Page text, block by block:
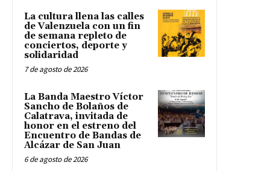
La cultura llena las calles
de Valenzuela con un fin
de semana repleto de
conciertos, deporte y
solidaridad
7 de agosto de 2026
La Banda Maestro Víctor
Sancho de Bolaños de
Calatrava, invitada de
honor en el estreno del
Encuentro de Bandas de
Alcázar de San Juan
6 de agosto de 2026